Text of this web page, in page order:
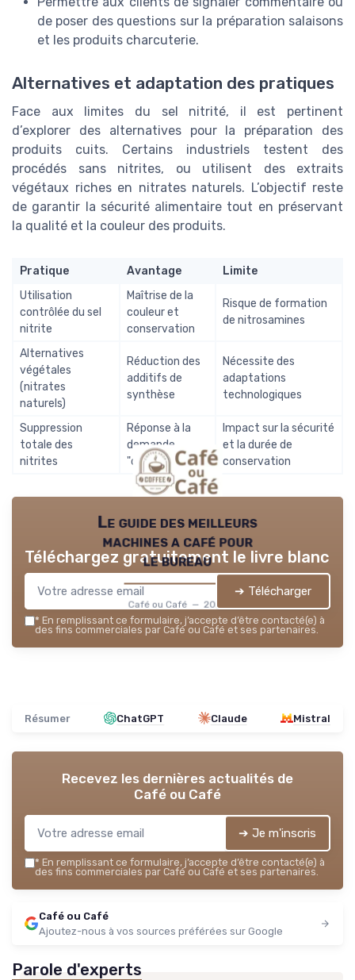
de poser des questions sur la préparation salaisons
et les produits charcuterie.
Alternatives et adaptation des pratiques
Face aux limites du sel nitrité, il est pertinent
d’explorer des alternatives pour la préparation des
produits cuits. Certains industriels testent des
procédés sans nitrites, ou utilisent des extraits
végétaux riches en nitrates naturels. L’objectif reste
de garantir la sécurité alimentaire tout en préservant
la qualité et la couleur des produits.
Pratique Avantage
Limite
Utilisation
contrôlée du sel
nitrite
Maîtrise de la
couleur et
conservation
Risque de formation
de nitrosamines
Alternatives
végétales
(nitrates
naturels)
Réduction des
additifs de
synthèse
Nécessite des
adaptations
technologiques
Suppression
totale des
nitrites
Réponse à la
demande
"clean label"
Impact sur la sécurité
et la durée de
conservation
Le guide des meilleurs
machines a café pour
le bureau
Café ou Café — 2026
Téléchargez gratuitement le livre blanc
➔ Télécharger
* En remplissant ce formulaire, j’accepte d’être contacté(e) à
des fins commerciales par Café ou Café et ses partenaires.
Résumer ChatGPT Claude Mistral
Recevez les dernières actualités de
Café ou Café
➔ Je m'inscris
* En remplissant ce formulaire, j’accepte d’être contacté(e) à
des fins commerciales par Café ou Café et ses partenaires.
Café ou Café
Ajoutez-nous à vos sources préférées sur Google
Parole d'experts